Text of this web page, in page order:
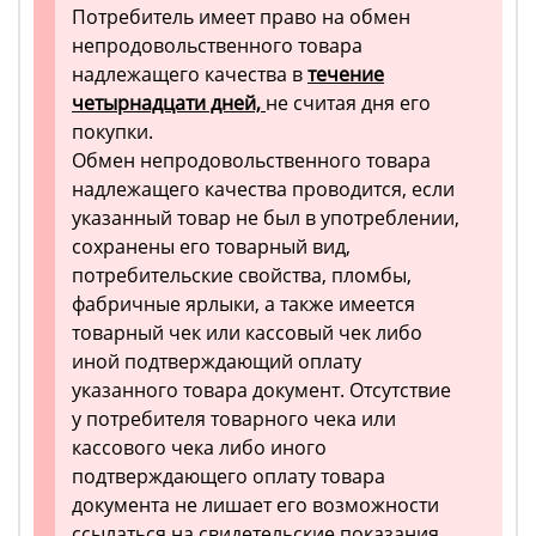
Потребитель имеет право на обмен
непродовольственного товара
надлежащего качества втечение
четырнадцати дней, не считая дня его
покупки.
Обмен непродовольственного товара
надлежащего качества проводится, если
указанный товар не был в употреблении,
сохранены его товарный вид,
потребительские свойства, пломбы,
фабричные ярлыки, а также имеется
товарный чек или кассовый чек либо
иной подтверждающий оплату
указанного товара документ. Отсутствие
у потребителя товарного чека или
кассового чека либо иного
подтверждающего оплату товара
документа не лишает его возможности